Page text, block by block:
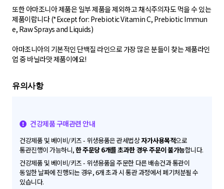
또한 아마조니아 제품은 일부 제품을 제외하고 채식주의자도 먹을 수 있는
제품이랍니다 (*Except for: Prebiotic Vitamin C, Prebiotic Immun
e, Raw Sprays and Liquids)
아마조니아의 기본적인 단백질 라인으로 가장 많은 분들이 찾는 제품라인
업 중 바닐라맛 제품이에요!
유의사항
건강제품 구매관련 안내
건강제품 및 베이비/키즈 - 위생용품은 관세법상자가사용목적으로
통관진행이 가능하니,한 주문당 6개를 초과한 경우 주문이 불가능합니다.
건강제품 및 베이비/키즈 - 위생용품을 주문한 다른 배송건과 통관이
동일한 날짜에 진행되는 경우, 6개 초과 시 통관 과정에서 폐기처분될 수
있습니다.